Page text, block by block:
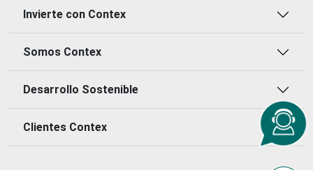
Invierte con Contex
Somos Contex
Desarrollo Sostenible
Clientes Contex